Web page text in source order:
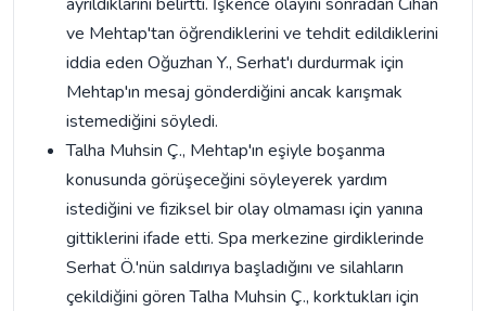
ve Mehtap'tan öğrendiklerini ve tehdit edildiklerini
iddia eden Oğuzhan Y., Serhat'ı durdurmak için
Mehtap'ın mesaj gönderdiğini ancak karışmak
istemediğini söyledi.
Talha Muhsin Ç., Mehtap'ın eşiyle boşanma
konusunda görüşeceğini söyleyerek yardım
istediğini ve fiziksel bir olay olmaması için yanına
gittiklerini ifade etti. Spa merkezine girdiklerinde
Serhat Ö.'nün saldırıya başladığını ve silahların
çekildiğini gören Talha Muhsin Ç., korktukları için